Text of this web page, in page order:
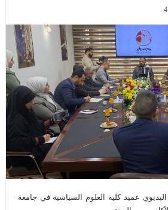
عميد كلية العلوم السياسية في جامعة